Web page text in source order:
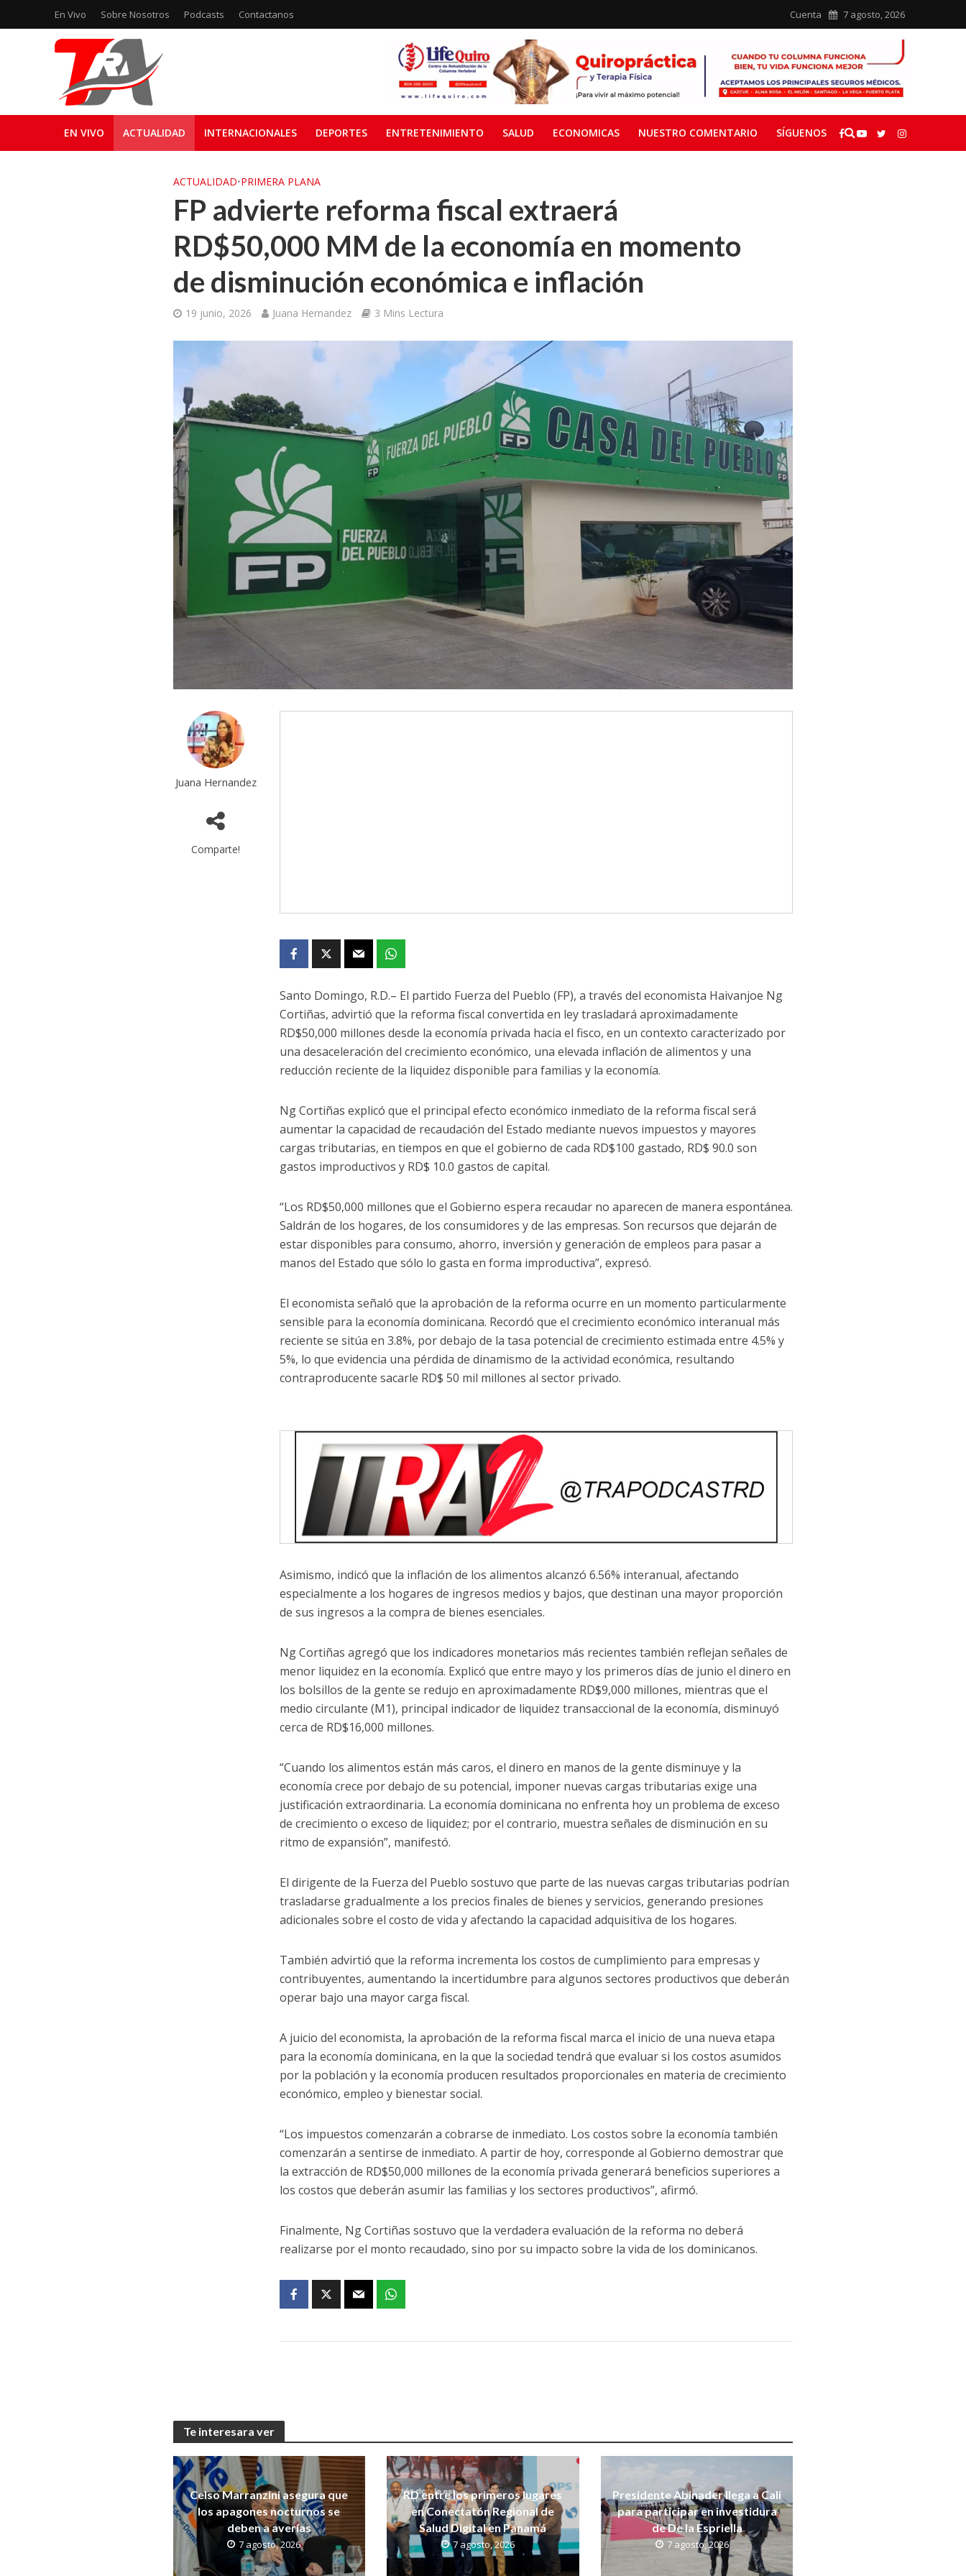
En Vivo Sobre Nosotros Podcasts Contactanos Cuenta 7 agosto, 2026
EN VIVO ACTUALIDAD INTERNACIONALES DEPORTES ENTRETENIMIENTO SALUD ECONOMICAS NUESTRO COMENTARIO SÍGUENOS
ACTUALIDAD•PRIMERA PLANA
FP advierte reforma fiscal extraerá
RD$50,000 MM de la economía en momento
de disminución económica e inflación
19 junio, 2026 Juana Hernandez 3 Mins Lectura
Juana Hernandez
Comparte!
Santo Domingo, R.D.– El partido Fuerza del Pueblo (FP), a través del economista Haivanjoe Ng
Cortiñas, advirtió que la reforma fiscal convertida en ley trasladará aproximadamente
RD$50,000 millones desde la economía privada hacia el fisco, en un contexto caracterizado por
una desaceleración del crecimiento económico, una elevada inflación de alimentos y una
reducción reciente de la liquidez disponible para familias y la economía.
Ng Cortiñas explicó que el principal efecto económico inmediato de la reforma fiscal será
aumentar la capacidad de recaudación del Estado mediante nuevos impuestos y mayores
cargas tributarias, en tiempos en que el gobierno de cada RD$100 gastado, RD$ 90.0 son
gastos improductivos y RD$ 10.0 gastos de capital.
“Los RD$50,000 millones que el Gobierno espera recaudar no aparecen de manera espontánea.
Saldrán de los hogares, de los consumidores y de las empresas. Son recursos que dejarán de
estar disponibles para consumo, ahorro, inversión y generación de empleos para pasar a
manos del Estado que sólo lo gasta en forma improductiva”, expresó.
El economista señaló que la aprobación de la reforma ocurre en un momento particularmente
sensible para la economía dominicana. Recordó que el crecimiento económico interanual más
reciente se sitúa en 3.8%, por debajo de la tasa potencial de crecimiento estimada entre 4.5% y
5%, lo que evidencia una pérdida de dinamismo de la actividad económica, resultando
contraproducente sacarle RD$ 50 mil millones al sector privado.
Asimismo, indicó que la inflación de los alimentos alcanzó 6.56% interanual, afectando
especialmente a los hogares de ingresos medios y bajos, que destinan una mayor proporción
de sus ingresos a la compra de bienes esenciales.
Ng Cortiñas agregó que los indicadores monetarios más recientes también reflejan señales de
menor liquidez en la economía. Explicó que entre mayo y los primeros días de junio el dinero en
los bolsillos de la gente se redujo en aproximadamente RD$9,000 millones, mientras que el
medio circulante (M1), principal indicador de liquidez transaccional de la economía, disminuyó
cerca de RD$16,000 millones.
“Cuando los alimentos están más caros, el dinero en manos de la gente disminuye y la
economía crece por debajo de su potencial, imponer nuevas cargas tributarias exige una
justificación extraordinaria. La economía dominicana no enfrenta hoy un problema de exceso
de crecimiento o exceso de liquidez; por el contrario, muestra señales de disminución en su
ritmo de expansión”, manifestó.
El dirigente de la Fuerza del Pueblo sostuvo que parte de las nuevas cargas tributarias podrían
trasladarse gradualmente a los precios finales de bienes y servicios, generando presiones
adicionales sobre el costo de vida y afectando la capacidad adquisitiva de los hogares.
También advirtió que la reforma incrementa los costos de cumplimiento para empresas y
contribuyentes, aumentando la incertidumbre para algunos sectores productivos que deberán
operar bajo una mayor carga fiscal.
A juicio del economista, la aprobación de la reforma fiscal marca el inicio de una nueva etapa
para la economía dominicana, en la que la sociedad tendrá que evaluar si los costos asumidos
por la población y la economía producen resultados proporcionales en materia de crecimiento
económico, empleo y bienestar social.
“Los impuestos comenzarán a cobrarse de inmediato. Los costos sobre la economía también
comenzarán a sentirse de inmediato. A partir de hoy, corresponde al Gobierno demostrar que
la extracción de RD$50,000 millones de la economía privada generará beneficios superiores a
los costos que deberán asumir las familias y los sectores productivos”, afirmó.
Finalmente, Ng Cortiñas sostuvo que la verdadera evaluación de la reforma no deberá
realizarse por el monto recaudado, sino por su impacto sobre la vida de los dominicanos.
Te interesara ver
Celso Marranzini asegura que
los apagones nocturnos se
deben a averías
7 agosto, 2026
RD entre los primeros lugares
en Conectatón Regional de
Salud Digital en Panamá
7 agosto, 2026
Presidente Abinader llega a Cali
para participar en investidura
de De la Espriella
7 agosto, 2026